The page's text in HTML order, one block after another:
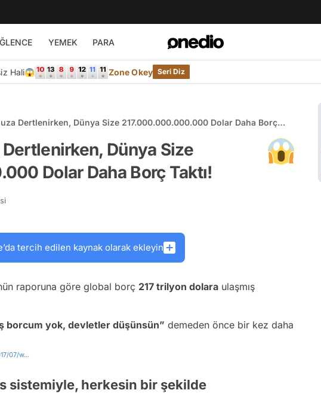
YEMEK PARA
Hali😱 Zone Okey Seri Diz
Dertlenirken, Dünya Size 217.000.000.000.000 Dolar Daha Borç
Dünya Size
Dolar Daha Borç Taktı!
tercih edilen kaynak olarak ekleyin
raporuna göre global borç 217 trilyon dolara ulaşmış
borcum yok, devletler düşünsün” demeden önce bir kez daha
07/w...
sistemiyle, herkesin bir şekilde